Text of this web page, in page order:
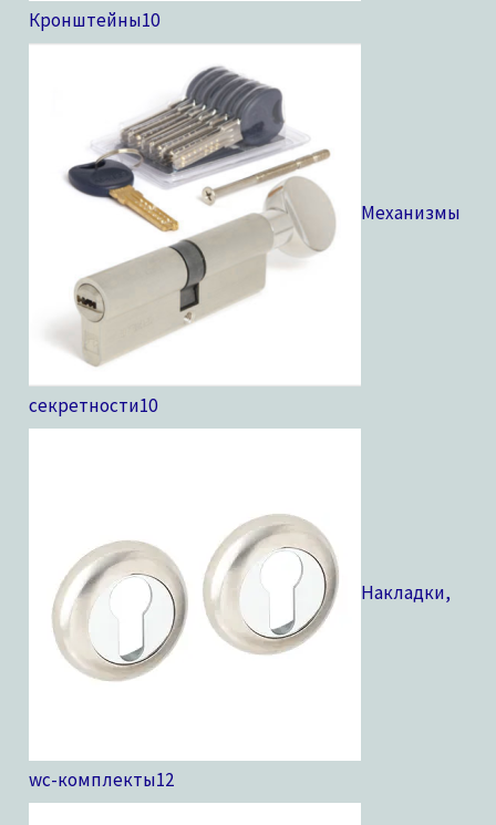
Кронштейны10
Механизмы
секретности10
Накладки,
wc-комплекты12